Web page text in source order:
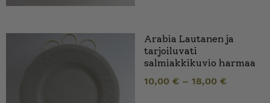
Arabia Lautanen ja
tarjoiluvati
salmiakkikuvio harmaa
10,00 € – 18,00 €